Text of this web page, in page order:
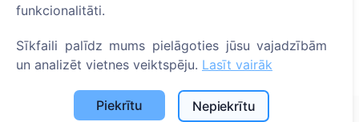
Administratoriem
© 2013 - 2026 Cemety Visas tiesības aizsargātas
funkcionalitāti.
Sīkfaili palīdz mums pielāgoties jūsu vajadzībām
un analizēt vietnes veiktspēju. Lasīt vairāk
Piekrītu Nepiekrītu